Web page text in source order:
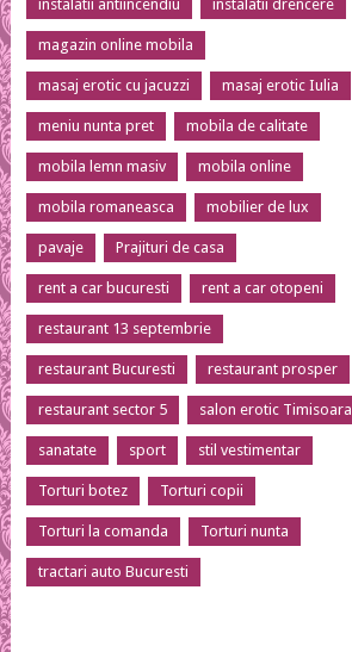
instalatii antiincendiu instalatii drencere
magazin online mobila
masaj erotic cu jacuzzi masaj erotic Iulia
meniu nunta pret mobila de calitate
mobila lemn masiv mobila online
mobila romaneasca mobilier de lux
pavaje Prajituri de casa
rent a car bucuresti rent a car otopeni
restaurant 13 septembrie
restaurant Bucuresti restaurant prosper
restaurant sector 5 salon erotic Timisoara
sanatate sport stil vestimentar
Torturi botez Torturi copii
Torturi la comanda Torturi nunta
tractari auto Bucuresti